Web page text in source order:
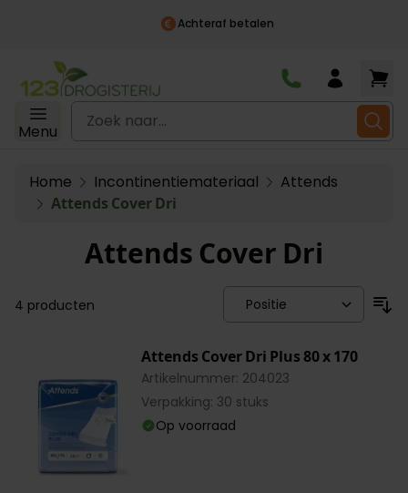
Achteraf betalen
Ga naar de inhoud
Menu
Zoek naar...
Home Incontinentiemateriaal
Attends
Attends Cover Dri
Attends Cover Dri
4 producten
Attends Cover Dri Plus 80 x 170
Artikelnummer: 204023
Verpakking: 30 stuks
Op voorraad